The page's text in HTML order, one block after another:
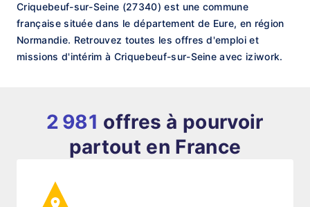
Criquebeuf-sur-Seine (27340) est une commune
française située dans le département de Eure, en région
Normandie. Retrouvez toutes les offres d'emploi et
missions d'intérim à Criquebeuf-sur-Seine avec iziwork.
2 981 offres à pourvoir
partout en France